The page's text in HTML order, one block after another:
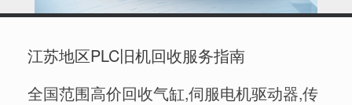
江苏地区PLC旧机回收服务指南
全国范围高价回收气缸,伺服电机驱动器,传